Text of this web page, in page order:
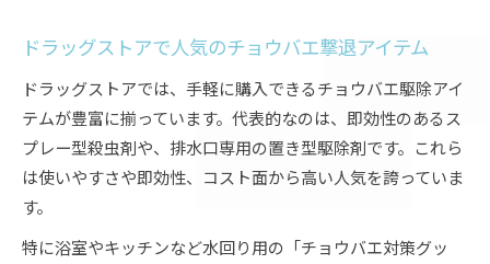
ドラッグストアで人気のチョウバエ撃退アイテム
ドラッグストアでは、手軽に購入できるチョウバエ駆除アイ
テムが豊富に揃っています。代表的なのは、即効性のあるス
プレー型殺虫剤や、排水口専用の置き型駆除剤です。これら
は使いやすさや即効性、コスト面から高い人気を誇っていま
す。
特に浴室やキッチンなど水回り用の「チョウバエ対策グッ